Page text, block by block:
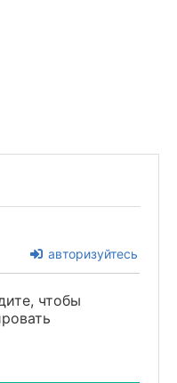
авторизуйтесь
чтобы